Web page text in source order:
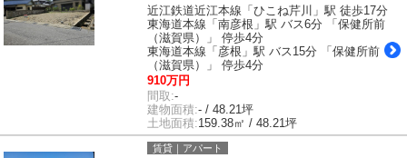
近江鉄道近江本線「ひこね芹川」駅 徒歩17分
東海道本線「南彦根」駅 バス6分 「保健所前
（滋賀県）」 停歩4分
東海道本線「彦根」駅 バス15分 「保健所前
（滋賀県）」 停歩4分
910万円
間取:-
建物面積:- / 48.21坪
土地面積:159.38㎡ / 48.21坪
賃貸｜アパート